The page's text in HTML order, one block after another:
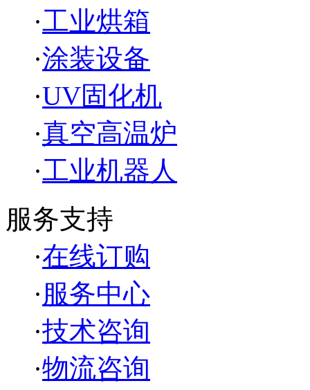
·工业烘箱
·涂装设备
·UV固化机
·真空高温炉
·工业机器人
服务支持
·在线订购
·服务中心
·技术咨询
·物流咨询